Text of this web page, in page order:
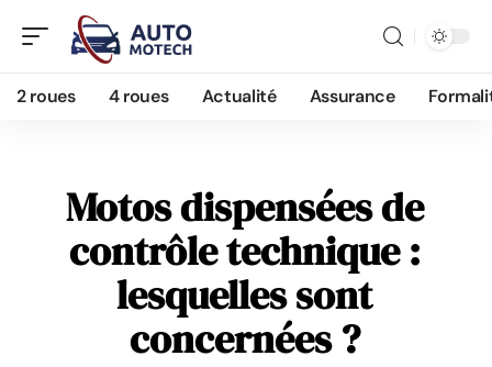
2 roues 4 roues Actualité Assurance
Motos dispensées de
contrôle technique :
lesquelles sont
concernées ?